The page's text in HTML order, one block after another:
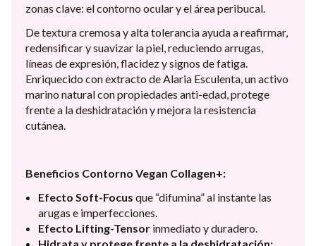
zonas clave: el contorno ocular y el área peribucal.
De textura cremosa y alta tolerancia ayuda a reafirmar,
redensificar y suavizar la piel, reduciendo arrugas,
líneas de expresión, flacidez y signos de fatiga.
Enriquecido con extracto de Alaria Esculenta, un activo
marino natural con propiedades anti-edad, protege
frente a la deshidratación y mejora la resistencia
cutánea.
Beneficios Contorno Vegan Collagen+:
Efecto Soft-Focus que “difumina” al instante las
arugas e imperfecciones.
Efecto Lifting-Tensor inmediato y duradero.